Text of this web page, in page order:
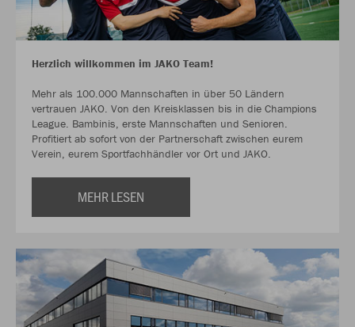
Herzlich willkommen im JAKO Team!
Mehr als 100.000 Mannschaften in über 50 Ländern
vertrauen JAKO. Von den Kreisklassen bis in die Champions
League. Bambinis, erste Mannschaften und Senioren.
Profitiert ab sofort von der Partnerschaft zwischen eurem
Verein, eurem Sportfachhändler vor Ort und JAKO.
MEHR LESEN